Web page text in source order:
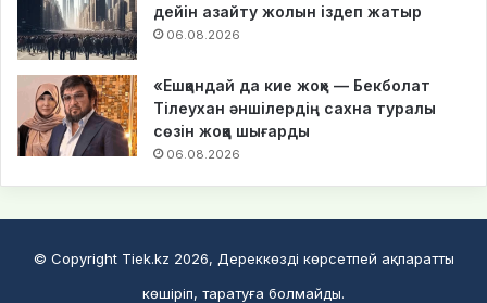
дейін азайту жолын іздеп жатыр
06.08.2026
«Ешқандай да кие жоқ» — Бекболат
Тілеухан әншілердің сахна туралы
сөзін жоққа шығарды
06.08.2026
© Copyright Tiek.kz 2026, Дереккөзді көрсетпей ақпаратты
көшіріп, таратуға болмайды.